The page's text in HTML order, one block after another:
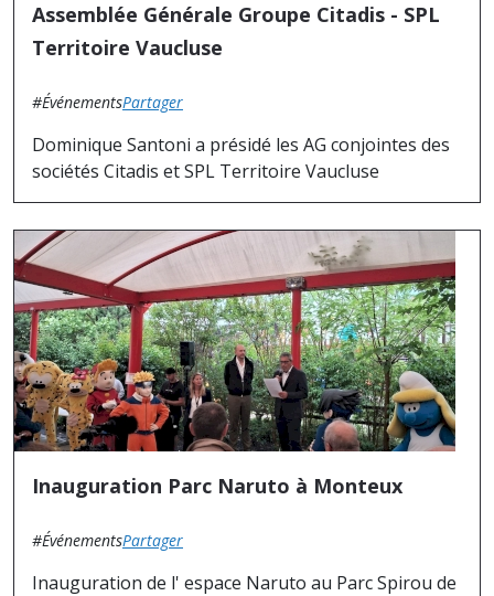
Assemblée Générale Groupe Citadis - SPL
Territoire Vaucluse
#ÉvénementsPartager
Dominique Santoni a présidé les AG conjointes des
sociétés Citadis et SPL Territoire Vaucluse
Inauguration Parc Naruto à Monteux
#ÉvénementsPartager
Inauguration de l' espace Naruto au Parc Spirou de